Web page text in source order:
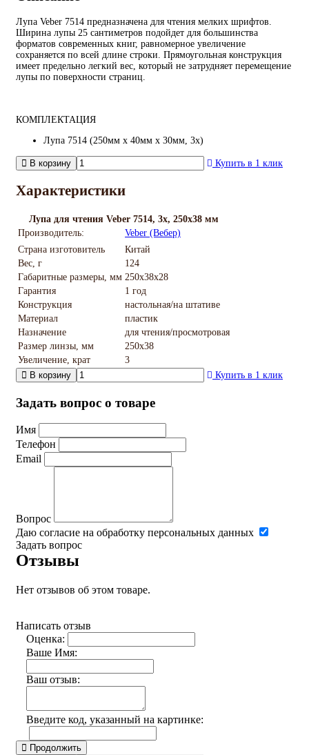
Лупа Veber 7514 предназначена для чтения мелких шрифтов.
Ширина лупы 25 сантиметров подойдет для большинства
форматов современных книг, равномерное увеличение
сохраняется по всей длине строки. Прямоугольная конструкция
имеет предельно легкий вес, который не затрудняет перемещение
лупы по поверхности страниц.
КОМПЛЕКТАЦИЯ
Лупа 7514 (250мм х 40мм х 30мм, 3х)
В корзину Купить в 1 клик
Характеристики
Лупа для чтения Veber 7514, 3x, 250x38 мм
Производитель:
Veber (Вебер)
Страна изготовитель
Китай
Вес, г
124
Габаритные размеры, мм 250x38x28
Гарантия
1 год
Конструкция
настольная/на штативе
Материал
пластик
Назначение
для чтения/просмотровая
Размер линзы, мм
250x38
Увеличение, крат
3
В корзину
Купить в 1 клик
Задать вопрос о товаре
Имя
Телефон
Email
Вопрос
Даю согласие на обработку персональных данных
Задать вопрос
Отзывы
Нет отзывов об этом товаре.
Написать отзыв
Оценка:
Ваше Имя:
Ваш отзыв:
Введите код, указанный на картинке:
Продолжить